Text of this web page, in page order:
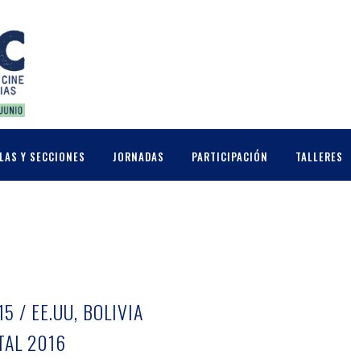
Y SECCIONES JORNADAS PARTICIPACIÓN TALLERES
/ EE.UU, BOLIVIA
2016